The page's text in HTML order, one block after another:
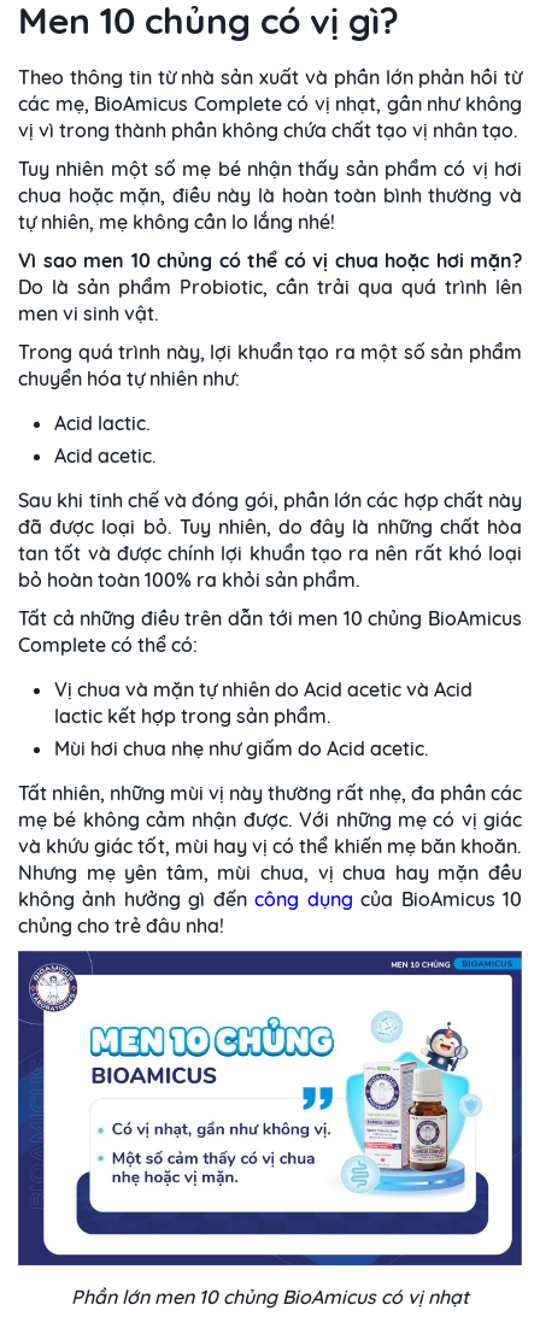
Men 10 chủng có vị gì?
Theo thông tin từ nhà sản xuất và phần lớn phản hồi từ
các mẹ, BioAmicus Complete có vị nhạt, gần như không
vị vì trong thành phần không chứa chất tạo vị nhân tạo.
Tuy nhiên một số mẹ bé nhận thấy sản phẩm có vị hơi
chua hoặc mặn, điều này là hoàn toàn bình thường và
tự nhiên, mẹ không cần lo lắng nhé!
Vì sao men 10 chủng có thể có vị chua hoặc hơi mặn?
Do là sản phẩm Probiotic, cần trải qua quá trình lên
men vi sinh vật.
Trong quá trình này, lợi khuẩn tạo ra một số sản phẩm
chuyển hóa tự nhiên như:
Acid lactic.
Acid acetic.
Sau khi tinh chế và đóng gói, phần lớn các hợp chất này
đã được loại bỏ. Tuy nhiên, do đây là những chất hòa
tan tốt và được chính lợi khuẩn tạo ra nên rất khó loại
bỏ hoàn toàn 100% ra khỏi sản phẩm.
Tất cả những điều trên dẫn tới men 10 chủng BioAmicus
Complete có thể có:
Vị chua và mặn tự nhiên do Acid acetic và Acid
lactic kết hợp trong sản phẩm.
Mùi hơi chua nhẹ như giấm do Acid acetic.
Tất nhiên, những mùi vị này thường rất nhẹ, đa phần các
mẹ bé không cảm nhận được. Với những mẹ có vị giác
và khứu giác tốt, mùi hay vị có thể khiến mẹ băn khoăn.
Nhưng mẹ yên tâm, mùi chua, vị chua hay mặn đều
không ảnh hưởng gì đếncông dụng của BioAmicus 10
chủng cho trẻ đâu nha!
Phần lớn men 10 chủng BioAmicus có vị nhạt